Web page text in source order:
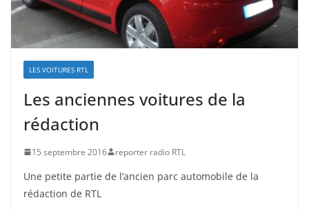
LES VOITURES RTL
Les anciennes voitures de la
rédaction
15 septembre 2016 reporter radio RTL
Une petite partie de l’ancien parc automobile de la
rédaction de RTL